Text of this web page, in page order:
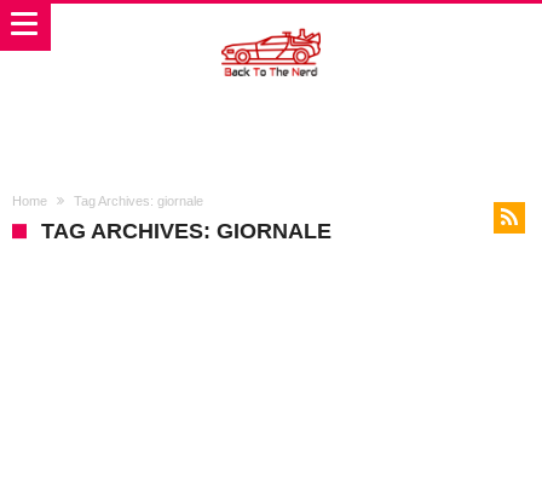
Home Tag Archives: giornale
TAG ARCHIVES: GIORNALE